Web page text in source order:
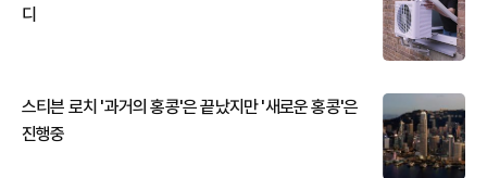
디
스티븐 로치 '과거의 홍콩'은 끝났지만 '새로운 홍콩'은
진행중